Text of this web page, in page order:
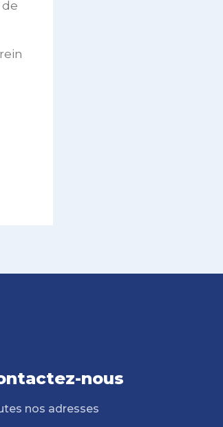
nous
nos adresses